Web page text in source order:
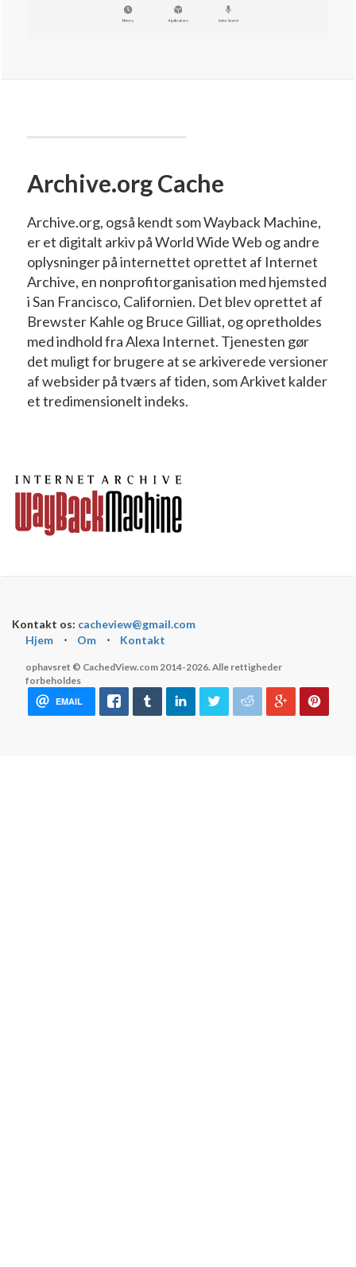
Archive.org Cache
Archive.org, også kendt som Wayback Machine,
er et digitalt arkiv på World Wide Web og andre
oplysninger på internettet oprettet af Internet
Archive, en nonprofitorganisation med hjemsted
i San Francisco, Californien. Det blev oprettet af
Brewster Kahle og Bruce Gilliat, og opretholdes
med indhold fra Alexa Internet. Tjenesten gør
det muligt for brugere at se arkiverede versioner
af websider på tværs af tiden, som Arkivet kalder
et tredimensionelt indeks.
Kontakt os: cacheview@gmail.com
Hjem
⋅ Om ⋅ Kontakt
ophavsret © CachedView.com 2014-2026. Alle rettigheder
forbeholdes
EMAIL